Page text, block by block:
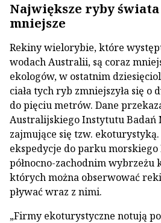
Największe ryby świata
mniejsze
Rekiny wielorybie, które
wodach Australii, są coraz
ekologów, w ostatnim
ciała tych ryb zmniejszyła się o
do pięciu metrów. Dane
Australijskiego Instytutu
zajmujące się tzw.
ekspedycje do parku
północno-zachodnim wybrzeżu
których można obserwować
pływać wraz z nimi.
„Firmy ekoturystyczne notują